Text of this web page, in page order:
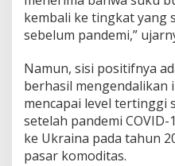
kembali ke tingkat yang
sebelum pandemi,”
Namun, sisi positifnya
berhasil mengendalikan
mencapai level tertinggi
setelah pandemi
ke Ukraina pada tahun
pasar komoditas.